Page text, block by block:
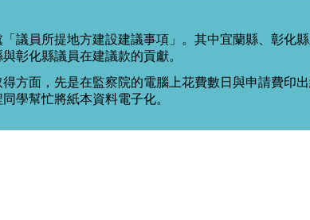
「議員所提地方建設建議事項」。其中宜蘭縣、彰化
彰化縣議員在建議款的貢獻。
方面，先是在監察院的電腦上花費數日與申請費印
學幫忙將紙本資料電子化。